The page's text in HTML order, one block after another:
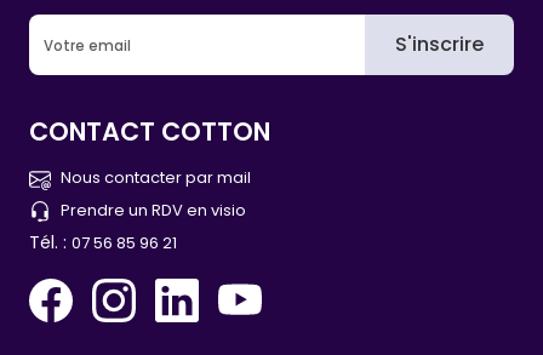
S'inscrire
CONTACT COTTON
Nous contacter par mail
Prendre un RDV en visio
Tél. : 07 56 85 96 21